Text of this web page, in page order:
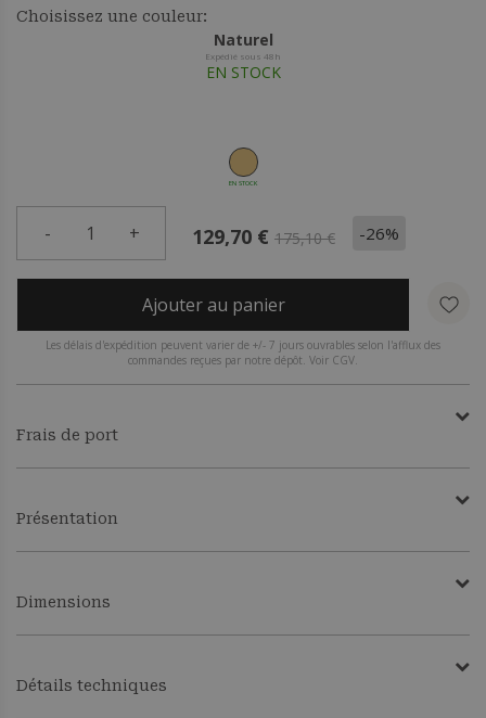
Choisissez une couleur:
Naturel
Expédié sous 48h
EN STOCK
EN STOCK
- 1 + 129,70 € 175,10 € -26%
Ajouter au panier
Les délais d'expédition peuvent varier de +/- 7 jours ouvrables selon l'afflux des
commandes reçues par notre dépôt. Voir CGV.
Frais de port
Présentation
Dimensions
Détails techniques